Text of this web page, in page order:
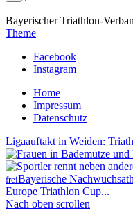
Bayerischer Triathlon-
Theme
Facebook
Instagram
Home
Impressum
Datenschutz
Ligaauftakt in Weiden:
freiBayerische
Europe Triathlon Cup...
Nach oben scrollen